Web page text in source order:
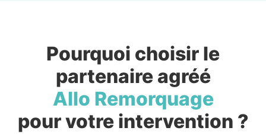
Pourquoi choisir le
partenaire agréé
Allo Remorquage
pour votre intervention ?